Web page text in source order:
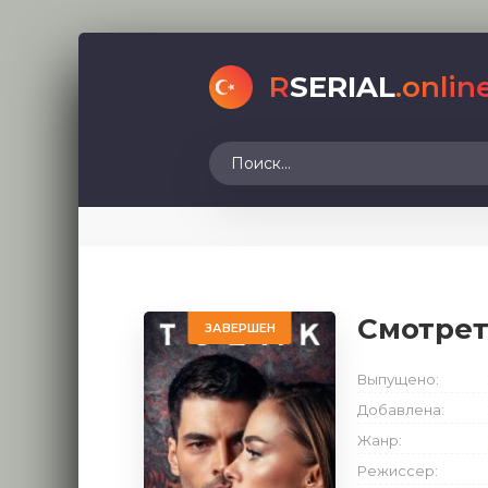
RSERIAL
ЗАВЕРШЕН
Выпущено:
Добавлена:
Жанр:
Режиссер: